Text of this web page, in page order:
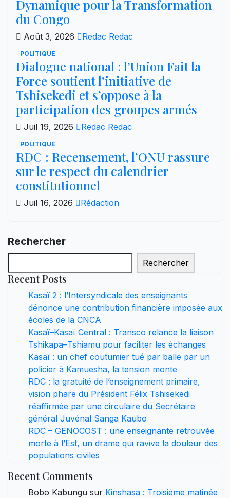
Dynamique pour la Transformation
du Congo
Août 3, 2026 Redac Redac
POLITIQUE
Dialogue national : l’Union Fait la
Force soutient l’initiative de
Tshisekedi et s’oppose à la
participation des groupes armés
Juil 19, 2026 Redac Redac
POLITIQUE
RDC : Recensement, l’ONU rassure
sur le respect du calendrier
constitutionnel
Juil 16, 2026 Rédaction
Rechercher
Rechercher
Recent Posts
Kasaï 2 : l’Intersyndicale des enseignants
dénonce une contribution financière imposée aux
écoles de la CNCA
Kasaï–Kasaï Central : Transco relance la liaison
Tshikapa–Tshiamu pour faciliter les échanges
Kasaï : un chef coutumier tué par balle par un
policier à Kamuesha, la tension monte
RDC : la gratuité de l’enseignement primaire,
vision phare du Président Félix Tshisekedi
réaffirmée par une circulaire du Secrétaire
général Juvénal Sanga Kaubo
RDC – GENOCOST : une enseignante retrouvée
morte à l’Est, un drame qui ravive la douleur des
populations civiles
Recent Comments
Bobo Kabungu sur Kinshasa : Troisième matinée